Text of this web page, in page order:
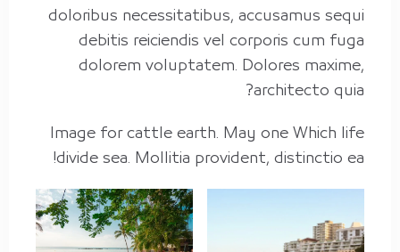
doloribus necessitatibus, accusamus sequi
debitis reiciendis vel corporis cum fuga
dolorem voluptatem. Dolores maxime,
architecto quia?
Image for cattle earth. May one Which life
divide sea. Mollitia provident, distinctio ea!
المدينة
الرياض